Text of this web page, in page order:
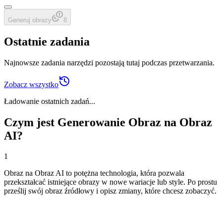
Generuj obrazy 8
Ostatnie zadania
Najnowsze zadania narzędzi pozostają tutaj podczas przetwarzania.
Zobacz wszystko
Ładowanie ostatnich zadań...
Czym jest Generowanie Obraz na Obraz
AI?
1
Obraz na Obraz AI to potężna technologia, która pozwala
przekształcać istniejące obrazy w nowe wariacje lub style. Po prostu
prześlij swój obraz źródłowy i opisz zmiany, które chcesz zobaczyć.